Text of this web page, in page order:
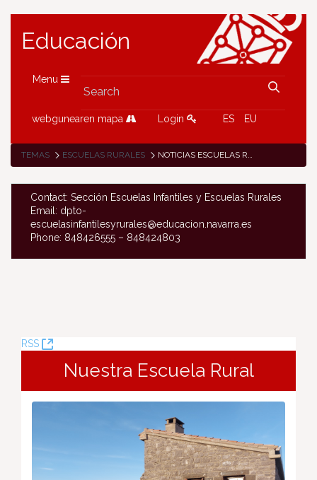
Educación
Menu
webgunearen mapa Login ES EU
TEMAS ESCUELAS RURALES NOTICIAS ESCUELAS RURALES
Contact: Sección Escuelas Infantiles y Escuelas Rurales
Email: dpto-
escuelasinfantilesyrurales@educacion.navarra.es
Phone: 848426555 – 848424803
RSS
(Opens
Window)
Nuestra Escuela Rural